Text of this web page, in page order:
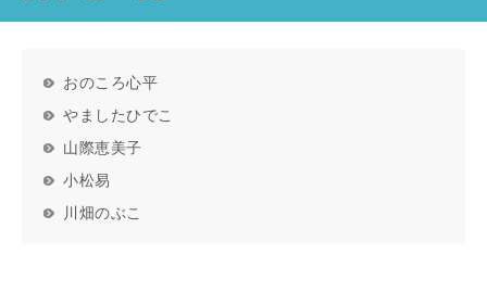
おのころ心平
やましたひでこ
山際恵美子
小松易
川畑のぶこ